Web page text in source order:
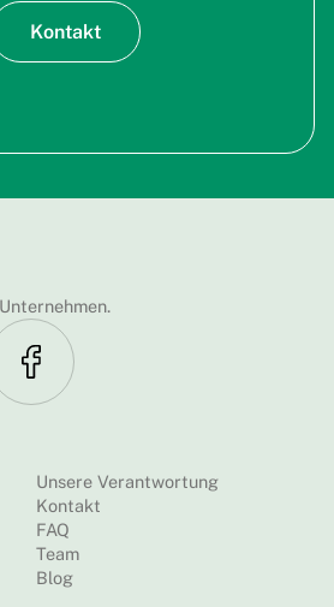
Kontakt
Unsere Verantwortung
Kontakt
FAQ
Team
Blog